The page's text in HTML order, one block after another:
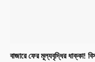
বাজারে ফের মূল্যবৃদ্ধির ধাক্কা!